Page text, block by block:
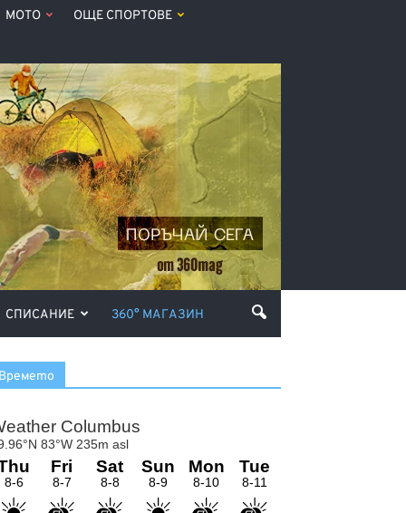
МОТО ОЩЕ СПОРТОВЕ
СПИСАНИЕ 360° МАГАЗИН